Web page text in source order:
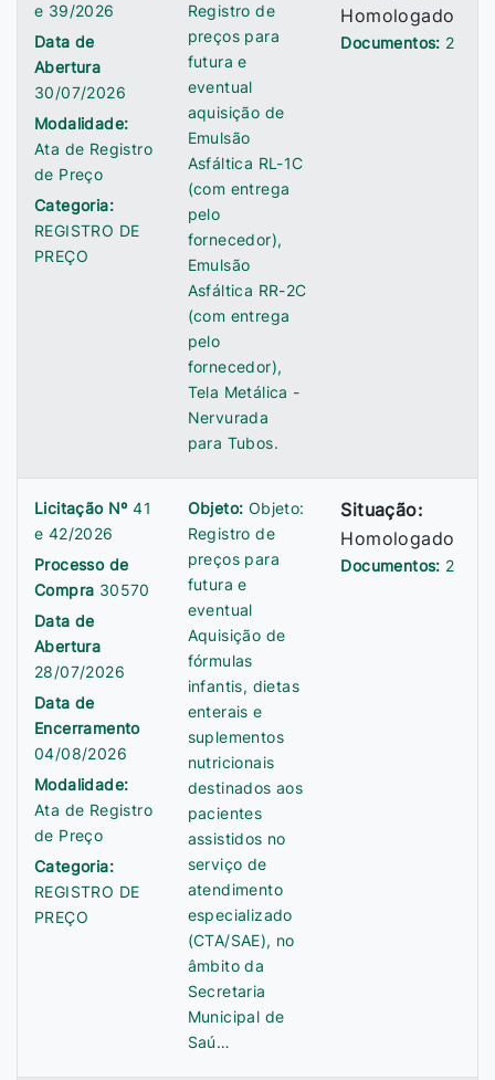
e 39/2026
Data de
Abertura
30/07/2026
Modalidade:
Ata de Registro
de Preço
Categoria:
REGISTRO DE
PREÇO
Registro de
preços para
futura e
eventual
aquisição de
Emulsão
Asfáltica RL-1C
(com entrega
pelo
fornecedor),
Emulsão
Asfáltica RR-2C
(com entrega
pelo
fornecedor),
Tela Metálica -
Nervurada
para Tubos.
Homologado
Documentos: 2
Licitação Nº41
e 42/2026
Processo de
Compra 30570
Data de
Abertura
28/07/2026
Data de
Encerramento
04/08/2026
Modalidade:
Ata de Registro
de Preço
Categoria:
REGISTRO DE
PREÇO
Objeto: Objeto:
Registro de
preços para
futura e
eventual
Aquisição de
fórmulas
infantis, dietas
enterais e
suplementos
nutricionais
destinados aos
pacientes
assistidos no
serviço de
atendimento
especializado
(CTA/SAE), no
âmbito da
Secretaria
Municipal de
Saú…
Situação:
Homologado
Documentos: 2